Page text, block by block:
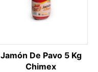
Jamón De Pavo 5 Kg
Chimex